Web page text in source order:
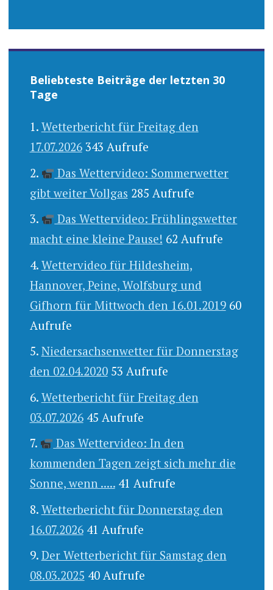
Beliebteste Beiträge der letzten 30
Tage
Wetterbericht für Freitag den
17.07.2026 343 Aufrufe
Das Wettervideo: Sommerwetter
gibt weiter Vollgas 285 Aufrufe
Das Wettervideo: Frühlingswetter
macht eine kleine Pause! 62 Aufrufe
Wettervideo für Hildesheim,
Hannover, Peine, Wolfsburg und
Gifhorn für Mittwoch den 16.01.2019 60
Aufrufe
Niedersachsenwetter für Donnerstag
den 02.04.2020 53 Aufrufe
Wetterbericht für Freitag den
03.07.2026 45 Aufrufe
Das Wettervideo: In den
kommenden Tagen zeigt sich mehr die
Sonne, wenn ..... 41 Aufrufe
Wetterbericht für Donnerstag den
16.07.2026 41 Aufrufe
Der Wetterbericht für Samstag den
08.03.2025 40 Aufrufe